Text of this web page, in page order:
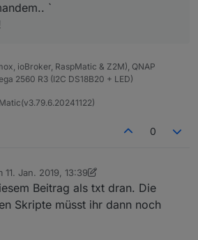
`
ioBroker, RaspMatic & Z2M), QNAP
2560 R3 (I2C DS18B20 + LED)
0
11. Jan. 2019, 13:39
von Jey Cee
Beitrag als txt dran. Die
Skripte müsst ihr dann noch